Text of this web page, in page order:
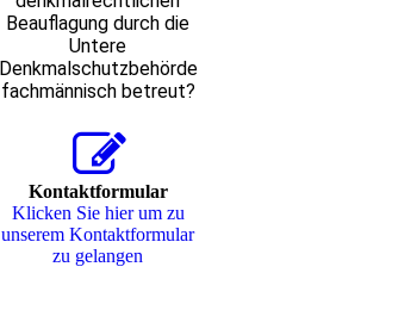
Beauflagung durch die
Untere
Denkmalschutzbehörde
fachmännisch betreut?
Kontaktformular
Klicken Sie hier um zu
unserem Kon­takt­for­mu­lar
zu gelangen